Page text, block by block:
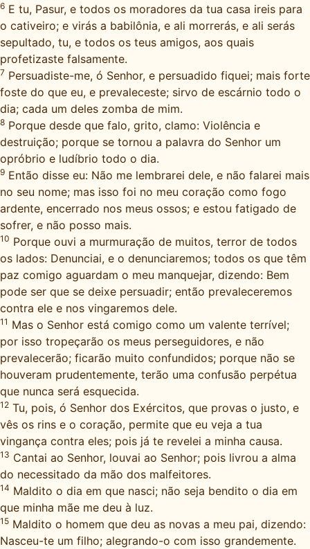
6 E tu, Pasur, e todos os moradores da tua casa ireis para
o cativeiro; e virás a babilônia, e ali morrerás, e ali serás
sepultado, tu, e todos os teus amigos, aos quais
profetizaste falsamente.
7 Persuadiste-me, ó Senhor, e persuadido fiquei; mais forte
foste do que eu, e prevaleceste; sirvo de escárnio todo o
dia; cada um deles zomba de mim.
8 Porque desde que falo, grito, clamo: Violência e
destruição; porque se tornou a palavra do Senhor um
opróbrio e ludíbrio todo o dia.
9 Então disse eu: Não me lembrarei dele, e não falarei mais
no seu nome; mas isso foi no meu coração como fogo
ardente, encerrado nos meus ossos; e estou fatigado de
sofrer, e não posso mais.
10 Porque ouvi a murmuração de muitos, terror de todos
os lados: Denunciai, e o denunciaremos; todos os que têm
paz comigo aguardam o meu manquejar, dizendo: Bem
pode ser que se deixe persuadir; então prevaleceremos
contra ele e nos vingaremos dele.
11 Mas o Senhor está comigo como um valente terrível;
por isso tropeçarão os meus perseguidores, e não
prevalecerão; ficarão muito confundidos; porque não se
houveram prudentemente, terão uma confusão perpétua
que nunca será esquecida.
12 Tu, pois, ó Senhor dos Exércitos, que provas o justo, e
vês os rins e o coração, permite que eu veja a tua
vingança contra eles; pois já te revelei a minha causa.
13 Cantai ao Senhor, louvai ao Senhor; pois livrou a alma
do necessitado da mão dos malfeitores.
14 Maldito o dia em que nasci; não seja bendito o dia em
que minha mãe me deu à luz.
15 Maldito o homem que deu as novas a meu pai, dizendo:
Nasceu-te um filho; alegrando-o com isso grandemente.